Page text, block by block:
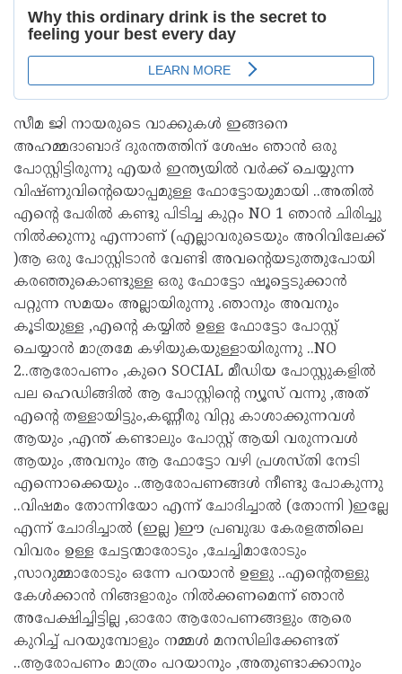
സീമ ജി നായരുടെ വാക്കുകള്‍ ഇങ്ങനെ
അഹമ്മദാബാദ് ദുരന്തത്തിന് ശേഷം ഞാന്‍ ഒരു
പോസ്റ്റിട്ടിരുന്നു എയര്‍ ഇന്ത്യയില്‍ വര്‍ക്ക് ചെയ്യുന്ന
വിഷ്ണുവിന്റെയൊപ്പമുള്ള ഫോട്ടോയുമായി ..അതില്‍
എന്റെ പേരില്‍ കണ്ടു പിടിച്ച കുറ്റം NO 1 ഞാന്‍ ചിരിച്ചു
നില്‍ക്കുന്നു എന്നാണ് (എല്ലാവരുടെയും അറിവിലേക്ക്
)ആ ഒരു പോസ്റ്റിടാന്‍ വേണ്ടി അവന്റെയടുത്തുപോയി
കരഞ്ഞുകൊണ്ടുള്ള ഒരു ഫോട്ടോ ഷൂട്ടെടുക്കാന്‍
പറ്റുന്ന സമയം അല്ലായിരുന്നു .ഞാനും അവനും
കൂടിയുള്ള ,എന്റെ കയ്യില്‍ ഉള്ള ഫോട്ടോ പോസ്റ്റ്
ചെയ്യാന്‍ മാത്രമേ കഴിയുകയുള്ളായിരുന്നു ..NO
2..ആരോപണം ,കുറെ SOCIAL മീഡിയ പോസ്റ്റുകളില്‍
പല ഹെഡിങ്ങില്‍ ആ പോസ്റ്റിന്റെ ന്യൂസ് വന്നു ,അത്
എന്റെ തള്ളായിട്ടും,കണ്ണീരു വിറ്റു കാശാക്കുന്നവള്‍
ആയും ,എന്ത് കണ്ടാലും പോസ്റ്റ് ആയി വരുന്നവള്‍
ആയും ,അവനും ആ ഫോട്ടോ വഴി പ്രശസ്തി നേടി
എന്നൊക്കെയും ..ആരോപണങ്ങള്‍ നീണ്ടു പോകുന്നു
..വിഷമം തോന്നിയോ എന്ന് ചോദിച്ചാല്‍ (തോന്നി )ഇല്ലേ
എന്ന് ചോദിച്ചാല്‍ (ഇല്ല )ഈ പ്രബുദ്ധ കേരളത്തിലെ
വിവരം ഉള്ള ചേട്ടന്മാരോടും ,ചേച്ചിമാരോടും
,സാറുമ്മാരോടും ഒന്നേ പറയാന്‍ ഉള്ളു ..എന്റെതള്ളു
കേള്‍ക്കാന്‍ നിങ്ങളാരും നില്‍ക്കണമെന്ന് ഞാന്‍
അപേക്ഷിച്ചിട്ടില്ല ,ഓരോ ആരോപണങ്ങളും ആരെ
കുറിച്ച് പറയുമ്പോളും നമ്മള്‍ മനസിലിക്കേണ്ടത്
..ആരോപണം മാത്രം പറയാനും ,അതുണ്ടാക്കാനും